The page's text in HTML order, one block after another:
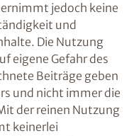
jedoch keine
und
Die Nutzung
eigene Gefahr des
Beiträge geben
und nicht immer die
der reinen Nutzung
keinerlei